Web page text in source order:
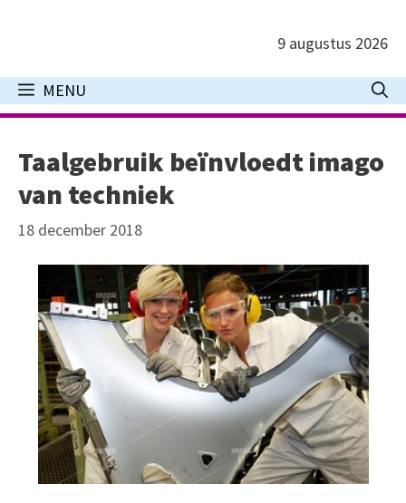
inhoud
9 augustus 2026
MENU
Taalgebruik beïnvloedt imago
van techniek
18 december 2018